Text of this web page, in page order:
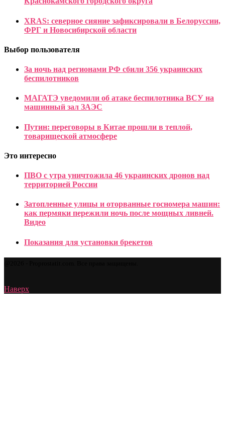
XRAS: северное сияние зафиксировали в Белоруссии,
ФРГ и Новосибирской области
Выбор пользователя
За ночь над регионами РФ сбили 356 украинских
беспилотников
МАГАТЭ уведомили об атаке беспилотника ВСУ на
машинный зал ЗАЭС
Путин: переговоры в Китае прошли в теплой,
товарищеской атмосфере
Это интересно
ПВО с утра уничтожила 46 украинских дронов над
территорией России
Затопленные улицы и оторванные госномера машин:
как пермяки пережили ночь после мощных ливней.
Видео
Показания для установки брекетов
Наверх